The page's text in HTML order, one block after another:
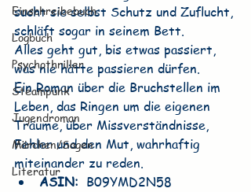
Einschreibebuch
Logbuch
Psychothriller
Steampunk
Jugendroman
Märchen/Sagen
Literatur
sucht sie selbst Schutz und Zuflucht,
schläft sogar in seinem Bett.
Alles geht gut, bis etwas passiert,
was nie hätte passieren dürfen.
Ein Roman über die Bruchstellen im
Leben, das Ringen um die eigenen
Träume, über Missverständnisse,
Fehler und den Mut, wahrhaftig
miteinander zu reden.
ASIN: ‎ B09YMD2N58